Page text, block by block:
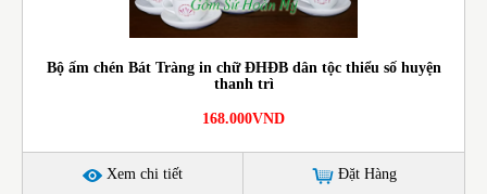
Bộ ấm chén Bát Tràng in chữ ĐHĐB dân tộc thiểu số huyện
thanh trì
168.000VND
Xem chi tiết Đặt Hàng